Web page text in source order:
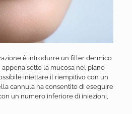
è introdurre un filler dermico
sotto la mucosa nel piano
iniettare il riempitivo con un
cannula ha consentito di eseguire
un numero inferiore di iniezioni,